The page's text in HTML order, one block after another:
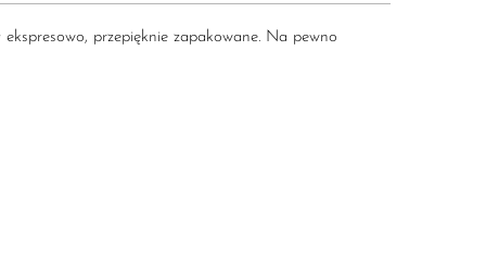
przepięknie zapakowane. Na pewno